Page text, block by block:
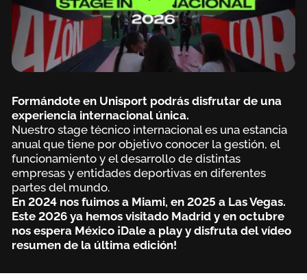
Formándote en Unisport podrás disfrutar de una
experiencia internacional única.
Nuestro stage técnico internacional es una estancia
anual que tiene por objetivo conocer la gestión, el
funcionamiento y el desarrollo de distintas
empresas y entidades deportivas en diferentes
partes del mundo.
En 2024 nos fuimos a Miami, en 2025 a Las Vegas.
Este 2026 ya hemos visitado Madrid y en octubre
nos espera México ¡Dale a play y disfruta del vídeo
resumen de la última edición!